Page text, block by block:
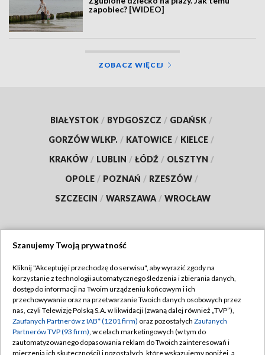
zapobiec? [WIDEO]
ZOBACZ WIĘCEJ
BIAŁYSTOK / BYDGOSZCZ / GDAŃSK /
GORZÓW WLKP. / KATOWICE / KIELCE /
KRAKÓW / LUBLIN / ŁÓDŹ / OLSZTYN /
OPOLE / POZNAŃ / RZESZÓW /
SZCZECIN / WARSZAWA / WROCŁAW
TVP
Abonament TVP
Emisja w TVP
Centrum informacji TVP
Regulamin TVP
Polityka prywatności
Moje zgody
Szanujemy Twoją prywatność
Kliknij "Akceptuję i przechodzę do serwisu", aby wyrazić zgody na
korzystanie z technologii automatycznego śledzenia i zbierania danych,
dostęp do informacji na Twoim urządzeniu końcowym i ich
przechowywanie oraz na przetwarzanie Twoich danych osobowych przez
nas, czyli Telewizję Polską S.A. w likwidacji (zwaną dalej również „TVP”),
Zaufanych Partnerów z IAB* (1201 firm) oraz pozostałych Zaufanych
Partnerów TVP (93 firm), w celach marketingowych (w tym do
zautomatyzowanego dopasowania reklam do Twoich zainteresowań i
mierzenia ich skuteczności) i pozostałych, które wskazujemy poniżej, a